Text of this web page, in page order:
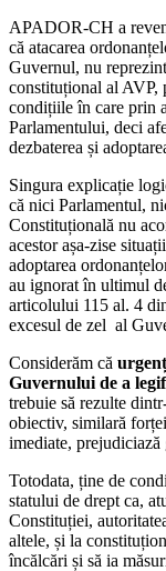
APADOR-CH a
că atacarea
Guvernul, nu
constituțional al AVP,
condițiile în care prin
Parlamentului, deci
dezbaterea și
Singura explicație
că nici Parlamentul,
Constituțională nu
acestor așa-zise
adoptarea
au ignorat în ultimul
articolului 115 al. 4
excesul de zel al
Considerăm că
Guvernului de a
trebuie să rezulte
obiectiv, similară
imediate,
Totodata, ține de
statului de drept ca,
Constituției,
altele, și la
încălcări și să ia